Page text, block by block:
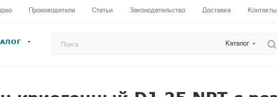
Производители Статьи Законодательство Доставка Контакты
Каталог